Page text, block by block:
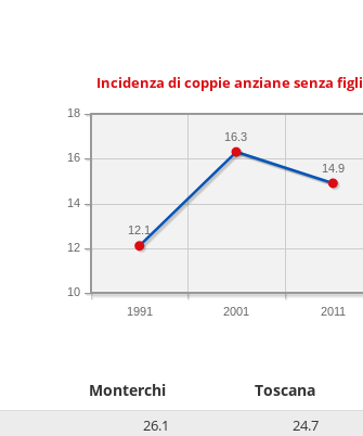
Incidenza di coppie anziane senza figli
1991 2001 2011
10
12
14
16
18
14.9
16.3
12.1
Monterchi Toscana
26.1 24.7